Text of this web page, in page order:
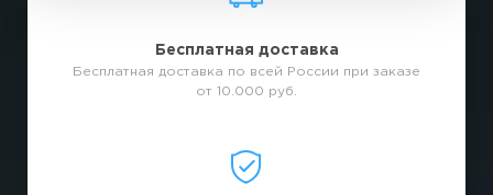
Бесплатная доставка
Бесплатная доставка по всей России при заказе
от 10.000 руб.